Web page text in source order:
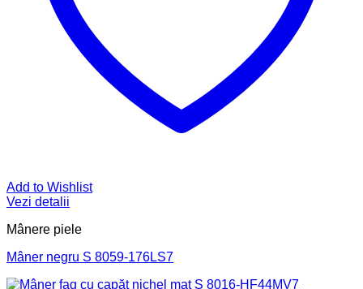
Add to Wishlist
Vezi detalii
Mânere piele
Mâner negru S 8059-176LS7